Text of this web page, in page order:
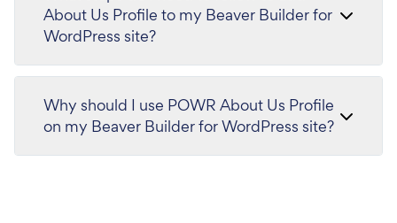
About Us Profile to my Beaver Builder for
WordPress site?
Why should I use POWR About Us Profile
on my Beaver Builder for WordPress site?